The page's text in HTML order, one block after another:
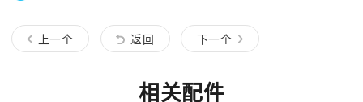
上一个 返回 下一个
相关配件